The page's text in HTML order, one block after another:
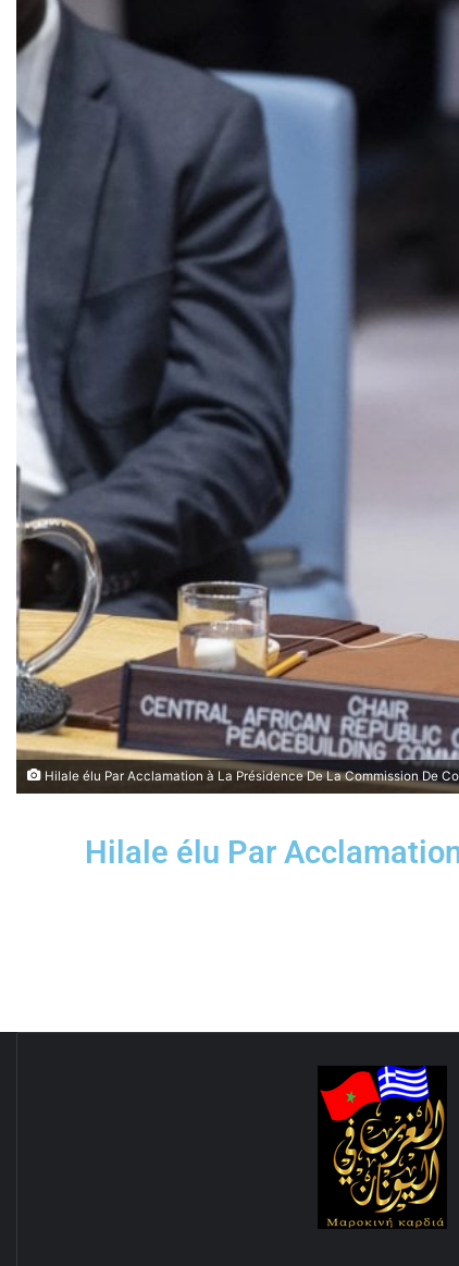
Hilale élu Par Acclamation à La Présidence De La Commission De
Hilale élu Par